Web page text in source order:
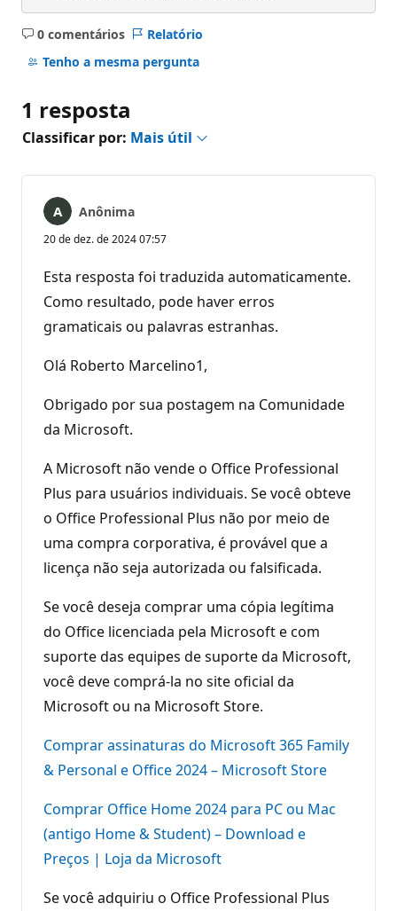
0 comentários
Sem
comentários
Relatório
Tenho a mesma pergunta
1 resposta
Classificar por: Mais útil
Anônima
20 de dez. de 2024 07:57
Esta resposta foi traduzida automaticamente.
Como resultado, pode haver erros
gramaticais ou palavras estranhas.
Olá Roberto Marcelino1,
Obrigado por sua postagem na Comunidade
da Microsoft.
A Microsoft não vende o Office Professional
Plus para usuários individuais. Se você obteve
o Office Professional Plus não por meio de
uma compra corporativa, é provável que a
licença não seja autorizada ou falsificada.
Se você deseja comprar uma cópia legítima
do Office licenciada pela Microsoft e com
suporte das equipes de suporte da Microsoft,
você deve comprá-la no site oficial da
Microsoft ou na Microsoft Store.
Comprar assinaturas do Microsoft 365 Family
& Personal e Office 2024 – Microsoft Store
Comprar Office Home 2024 para PC ou Mac
(antigo Home & Student) – Download e
Preços | Loja da Microsoft
Se você adquiriu o Office Professional Plus